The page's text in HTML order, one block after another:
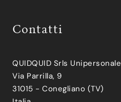
Contatti
QUIDQUID Srls Unipersonale
Via Parrilla, 9
31015 - Conegliano (TV)